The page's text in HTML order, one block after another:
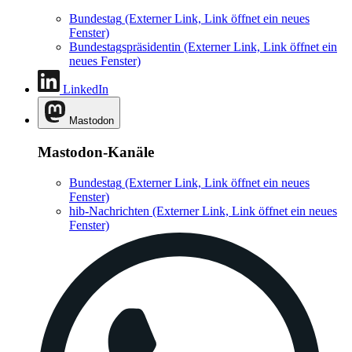
Bundestag (Externer Link, Link öffnet ein neues
Fenster)
Bundestagspräsidentin (Externer Link, Link öffnet ein
neues Fenster)
LinkedIn
Mastodon
Mastodon-Kanäle
Bundestag (Externer Link, Link öffnet ein neues
Fenster)
hib-Nachrichten (Externer Link, Link öffnet ein neues
Fenster)